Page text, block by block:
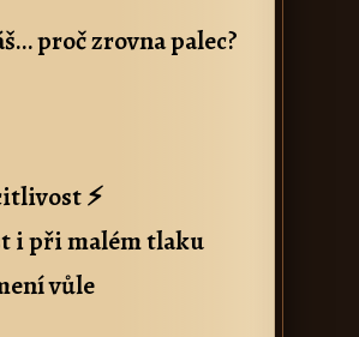
proč zrovna palec?
⚡
i při malém tlaku
vůle